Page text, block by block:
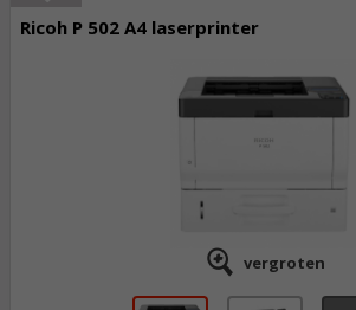
Ricoh P 502 A4 laserprinter
vergroten